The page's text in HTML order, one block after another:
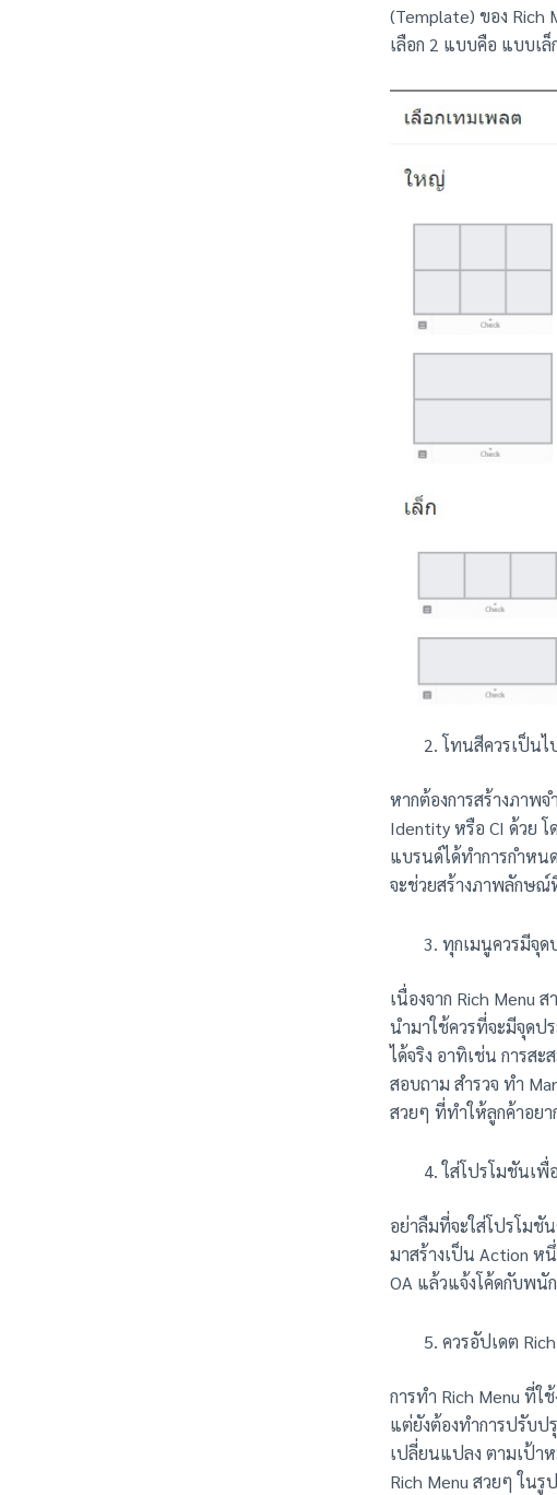
(Template) ของ Rich
เลือก 2 แบบคือ แบบเ
โทนสีควรเป็นไ
หากต้องการสร้างภาพ
Identity หรือ CI ด้วย
แบรนด์ได้ทำการกำหน
จะช่วยสร้างภาพลักษณ์
ทุกเมนูควรมีจุด
เนื่องจาก Rich Menu
นำมาใช้ควรที่จะมีจุดป
ได้จริง อาทิเช่น การส
สอบถาม สำรวจ ทำ
สวยๆ ที่ทำให้ลูกค้าอยา
ใส่โปรโมชันเพื่
อย่าลืมที่จะใส่โปรโมชั
มาสร้างเป็น Action ห
OA แล้วแจ้งโค้ดกับพนั
ควรอัปเดต
การทำ Rich Menu ที่ใ
แต่ยังต้องทำการปรับ
เปลี่ยนแปลง ตามเป้า
Rich Menu สวยๆ ในรู